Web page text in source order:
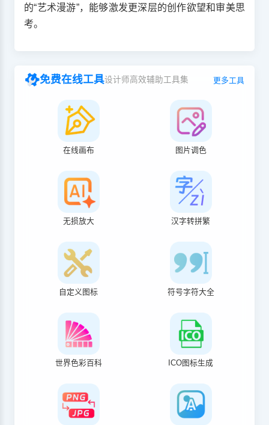
的“艺术漫游”，能够激发更深层的创作欲望和审美思
考。
免费在线工具设计师高效辅助工具集 更多工具
在线画布 图片调色
无损放大 汉字转拼繁
自定义图标 符号字符大全
世界色彩百科 ICO图标生成